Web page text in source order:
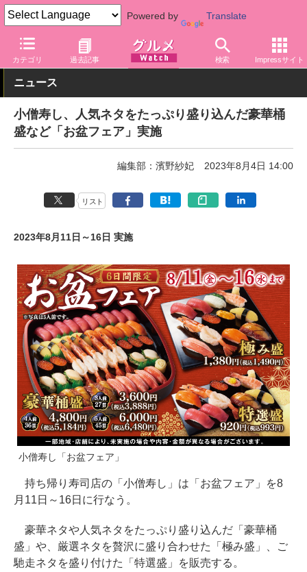
Powered by Translate
カテゴリ 過去記事 検索 Impressサイト
グルメ Watch 店舗 小僧寿し
ニュース
小僧寿し、人気ネタをたっぷり盛り込んだ豪華桶
盛など「お盆フェア」実施
編集部：濱野紗妃 2023年8月4日 14:00
リスト
2023年8月11日～16日 実施
小僧寿し「お盆フェア」
持ち帰り寿司店の「小僧寿し」は「お盆フェア」を8
月11日～16日に行なう。
豪華ネタや人気ネタをたっぷり盛り込んだ「豪華桶
盛」や、厳選ネタを贅沢に盛り合わせた「極み盛」、ご
馳走ネタを盛り付けた「特選盛」を販売する。